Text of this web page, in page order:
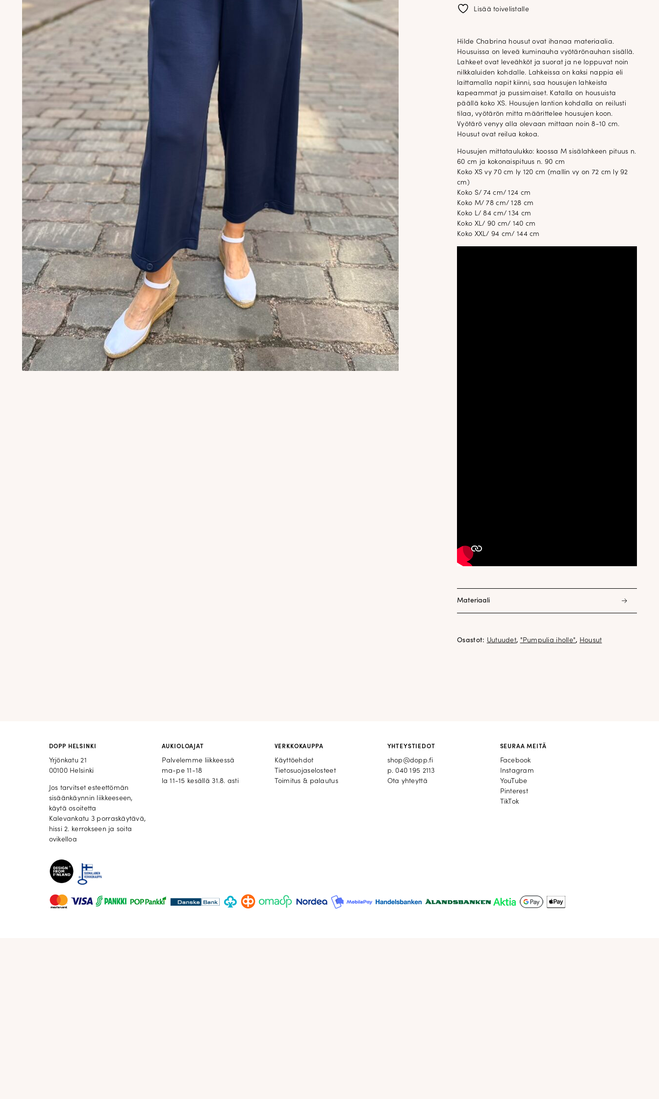
Lisää toivelistalle
Hilde Chabrina housut ovat ihanaa materiaalia.
Housuissa on leveä kuminauha vyötärönauhan sisällä.
Lahkeet ovat leveähköt ja suorat ja ne loppuvat noin
nilkkaluiden kohdalle. Lahkeissa on kaksi nappia eli
laittamalla napit kiinni, saa housujen lahkeista
kapeammat ja pussimaiset. Katalla on housuista
päällä koko XS. Housujen lantion kohdalla on reilusti
tilaa, vyötärön mitta määrittelee housujen koon.
Vyötärö venyy alla olevaan mittaan noin 8-10 cm.
Housut ovat reilua kokoa.
Housujen mittataulukko: koossa M sisälahkeen pituus n.
60 cm ja kokonaispituus n. 90 cm
Koko XS vy 70 cm ly 120 cm (mallin vy on 72 cm ly 92
cm)
Koko S/ 74 cm/ 124 cm
Koko M/ 78 cm/ 128 cm
Koko L/ 84 cm/ 134 cm
Koko XL/ 90 cm/ 140 cm
Koko XXL/ 94 cm/ 144 cm
Materiaali
Osastot: Uutuudet, "Pumpulia iholle", Housut
DOPP HELSINKI
Yrjönkatu 21
00100 Helsinki
Jos tarvitset esteettömän
sisäänkäynnin liikkeeseen,
käytä osoitetta
Kalevankatu 3 porraskäytävä,
hissi 2. kerrokseen ja soita
ovikelloa
AUKIOLOAJAT
Palvelemme liikkeessä
ma-pe 11-18
la 11-15 kesällä 31.8. asti
VERKKOKAUPPA
Käyttöehdot
Tietosuojaselosteet
Toimitus & palautus
YHTEYSTIEDOT
shop@dopp.fi
p.040 195 2113
Ota yhteyttä
SEURAA MEITÄ
Facebook
Facebook
Instagram
Instagram
YouTube
YouTube
Pinterest
Pinterest
TikTok
TikTok